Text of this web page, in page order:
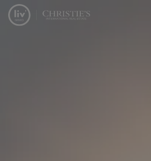
Menu overslaan en naar de inhoud gaan